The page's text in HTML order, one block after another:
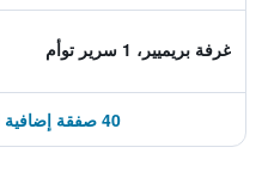
غرفة بريميير، 1 سرير توأم
40 صفقة إضافية ابتداءً من 416 ﷼